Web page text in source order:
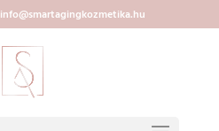
info@smartagingkozmetika.hu